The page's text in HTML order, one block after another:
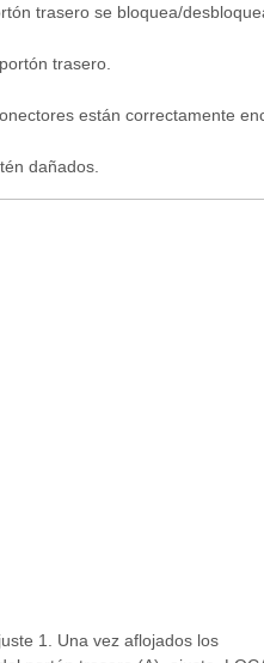
trasero se bloquea/
trasero.
están correctamente
dañados.
1. Una vez aflojados los